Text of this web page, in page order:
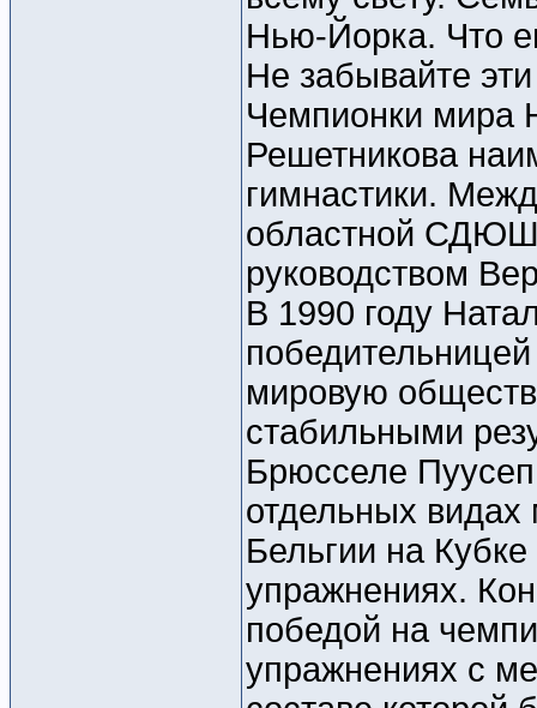
Нью-Йорка. Что
Не забывайте
Чемпионки мира
Решетникова
гимнастики.
областной
руководством
В 1990 году
мировую
стабильными
Брюсселе
отдельных
Бельгии на
упражнениях.
победой на
упражнениях с